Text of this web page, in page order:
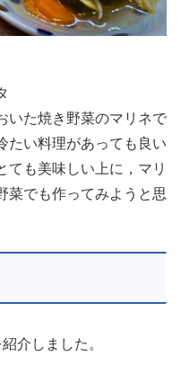
いた焼き野菜のマリネで
たい料理があっても良い
ても美味しい上に，マリ
菜でも作ってみようと思
介しました。